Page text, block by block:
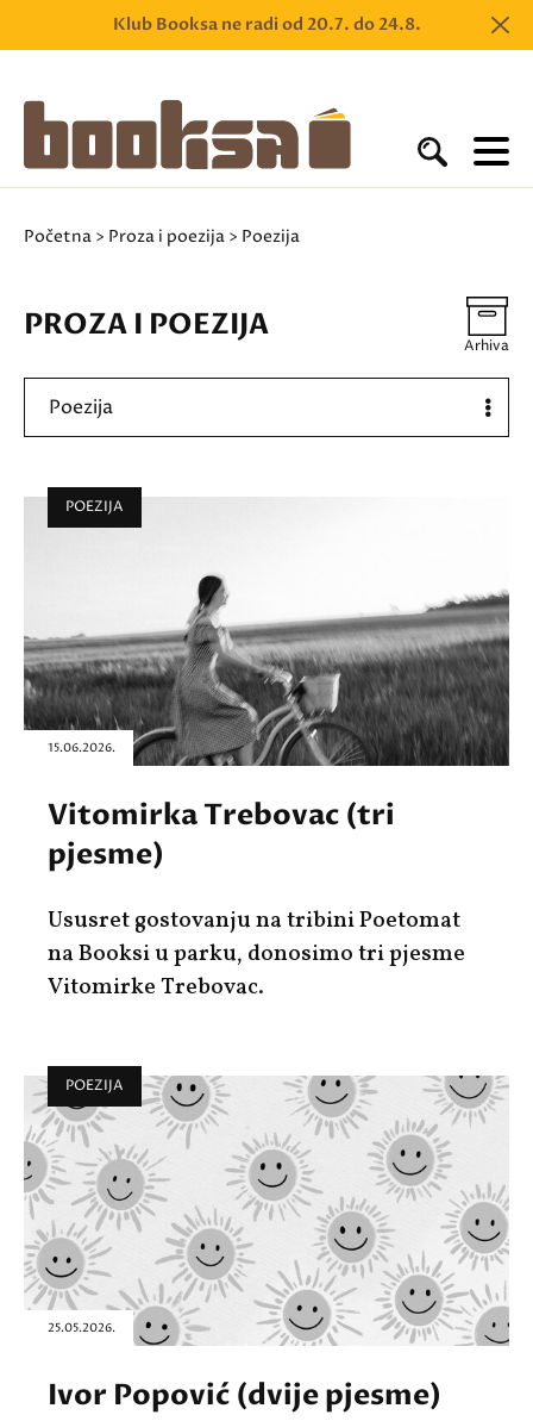
Klub Booksa ne radi od 20.7. do 24.8.
Početna > Proza i poezija > Poezija
PROZA I POEZIJA
Poezija
Arhiva
POEZIJA
15.06.2026.
Vitomirka Trebovac (tri
pjesme)
Ususret gostovanju na tribini Poetomat
na Booksi u parku, donosimo tri pjesme
Vitomirke Trebovac.
POEZIJA
25.05.2026.
Ivor Popović (dvije pjesme)